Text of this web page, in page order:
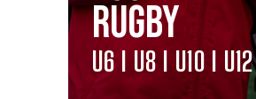
RUGBY
U6 I U8 I U10 I U12